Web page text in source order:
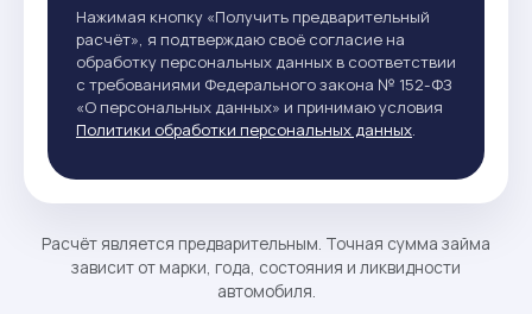
Нажимая кнопку «Получить предварительный
расчёт», я подтверждаю своё согласие на
обработку персональных данных в соответствии
с требованиями Федерального закона № 152-ФЗ
«О персональных данных» и принимаю условия
Политики обработки персональных данных.
Расчёт является предварительным. Точная сумма займа
зависит от марки, года, состояния и ликвидности
автомобиля.